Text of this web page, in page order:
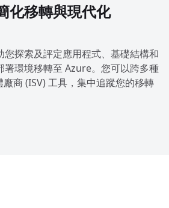
化移轉與現代化
探索及評定應用程式、基礎結構和
署環境移轉至 Azure。您可以跨多種
商 (ISV) 工具，集中追蹤您的移轉